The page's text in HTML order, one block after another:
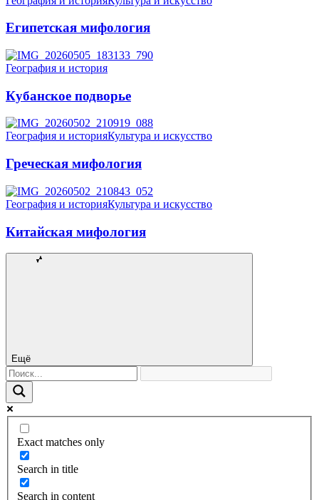
Египетская мифология
География и история
Кубанское подворье
География и историяКультура и искусство
Греческая мифология
География и историяКультура и искусство
Китайская мифология
Ещё
Exact matches only
Search in title
Search in content